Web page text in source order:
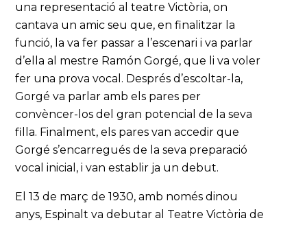
una representació al teatre Victòria, on
cantava un amic seu que, en finalitzar la
funció, la va fer passar a l’escenari i va parlar
d’ella al mestre Ramón Gorgé, que li va voler
fer una prova vocal. Després d’escoltar-la,
Gorgé va parlar amb els pares per
convèncer-los del gran potencial de la seva
filla. Finalment, els pares van accedir que
Gorgé s’encarregués de la seva preparació
vocal inicial, i van establir ja un debut.
El 13 de març de 1930, amb només dinou
anys, Espinalt va debutar al Teatre Victòria de